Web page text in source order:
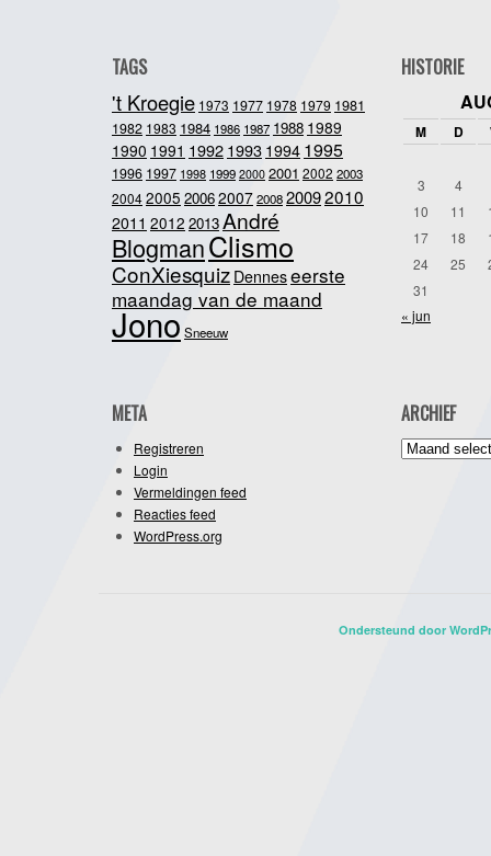
TAGS
't Kroegie 1973 1977 1978 1979 1981
1982 1983 1984 1986 1987 1988 1989
1990 1991 19921993 1994 1995
1996 1997 1998 1999 2000 2001 2002 2003
20042005 20062007200820092010
2011 2012 2013André
BlogmanClismo
ConXiesquiz Denneseerste
maandag van de maand
JonoSneeuw
HISTORIE
M D
3
4
10
11
17
18
24
25
31
« jun
META
Registreren
Login
Vermeldingen feed
Reacties feed
WordPress.org
ARCHIEF
Archief
Ondersteund door